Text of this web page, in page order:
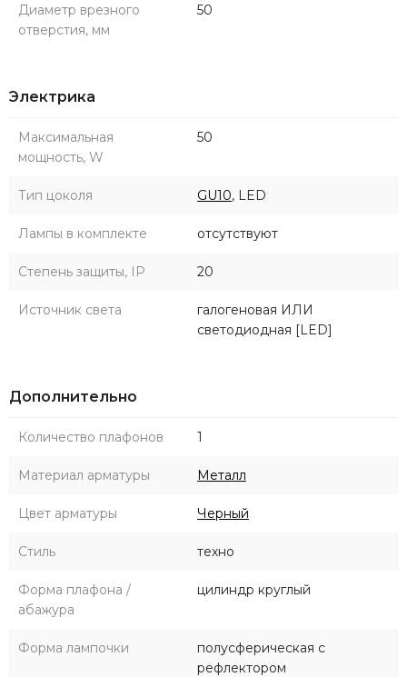
Диаметр врезного
отверстия, мм
50
Электрика
Максимальная
мощность, W
50
Тип цоколя GU10, LED
Лампы в комплекте отсутствуют
Степень защиты, IP 20
Источник света
галогеновая ИЛИ
светодиодная [LED]
Дополнительно
Количество плафонов 1
Материал арматуры Металл
Цвет арматуры Черный
Стиль техно
Форма плафона /
абажура
цилиндр круглый
Форма лампочки
полусферическая с
рефлектором